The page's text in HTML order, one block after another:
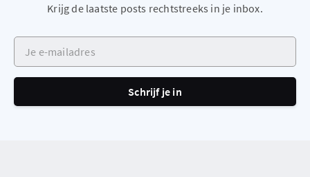
Krijg de laatste posts rechtstreeks in je inbox.
Je e-mailadres
Schrijf je in